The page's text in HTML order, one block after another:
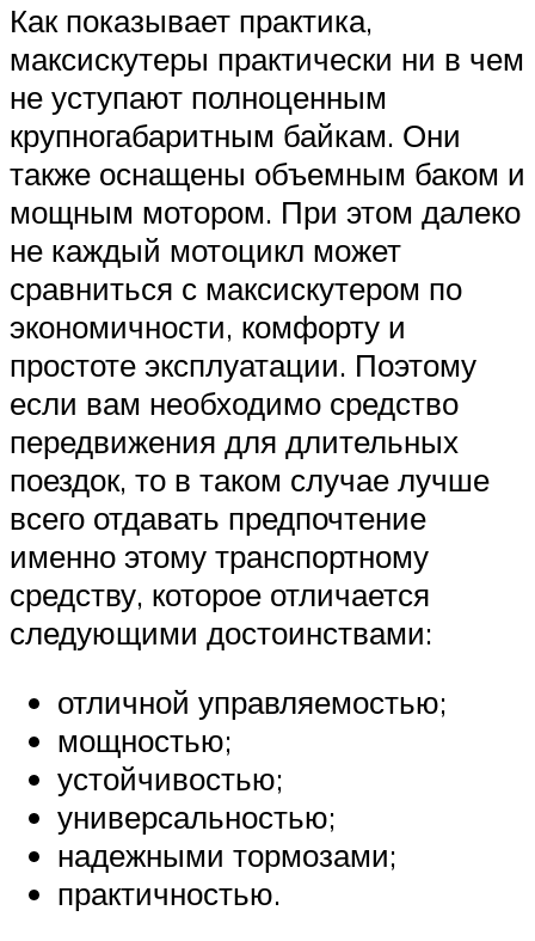
Как показывает практика,
максискутеры практически ни в чем
не уступают полноценным
крупногабаритным байкам. Они
также оснащены объемным баком и
мощным мотором. При этом далеко
не каждый мотоцикл может
сравниться с максискутером по
экономичности, комфорту и
простоте эксплуатации. Поэтому
если вам необходимо средство
передвижения для длительных
поездок, то в таком случае лучше
всего отдавать предпочтение
именно этому транспортному
средству, которое отличается
следующими достоинствами:
отличной управляемостью;
мощностью;
устойчивостью;
универсальностью;
надежными тормозами;
практичностью.